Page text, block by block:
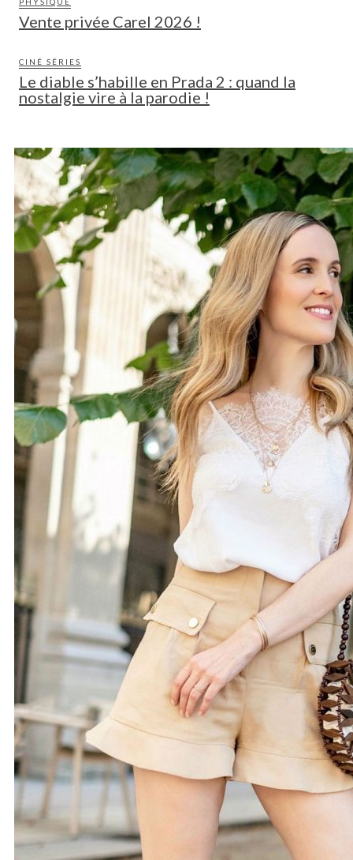
PHYSIQUE
Vente privée Carel 2026 !
CINÉ SÉRIES
Le diable s’habille en Prada 2 : quand la
nostalgie vire à la parodie !